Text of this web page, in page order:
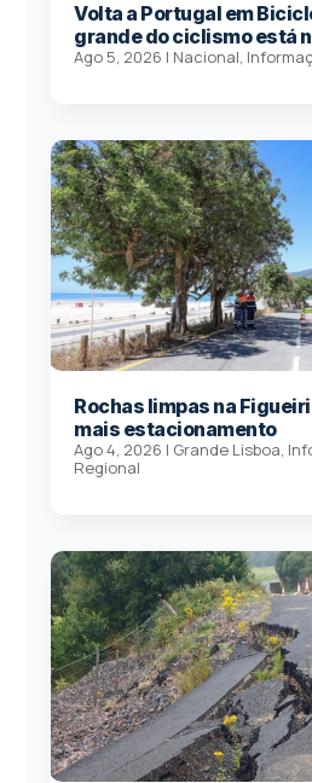
Volta a Portugal em
grande do ciclismo está
Ago 5, 2026 | Nacional,
Rochas limpas na
mais estacionamento
Ago 4, 2026 | Grande Lisboa,
Regional